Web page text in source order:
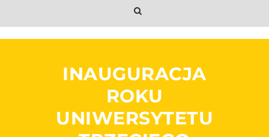
INAUGURACJA
ROKU
UNIWERSYTETU